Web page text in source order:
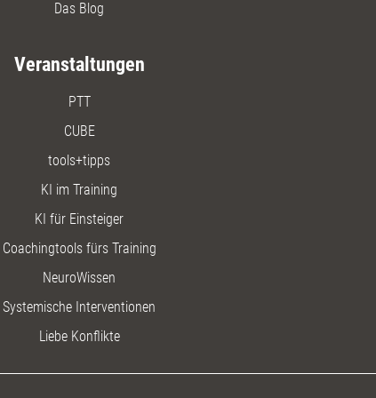
Das Blog
Veranstaltungen
PTT
CUBE
tools+tipps
KI im Training
KI für Einsteiger
Coachingtools fürs Training
NeuroWissen
Systemische Interventionen
Liebe Konflikte